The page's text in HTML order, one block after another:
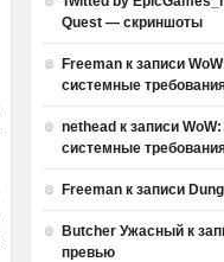
Quest — скриншоты
Freeman к записи
системные
nethead к записи
системные
Freeman к записи
Butcher Ужасный к
превью